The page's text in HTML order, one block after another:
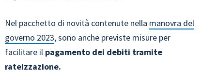
Nel pacchetto di novità contenute nella manovra del
governo 2023, sono anche previste misure per
facilitare il pagamento dei debiti tramite
rateizzazione.